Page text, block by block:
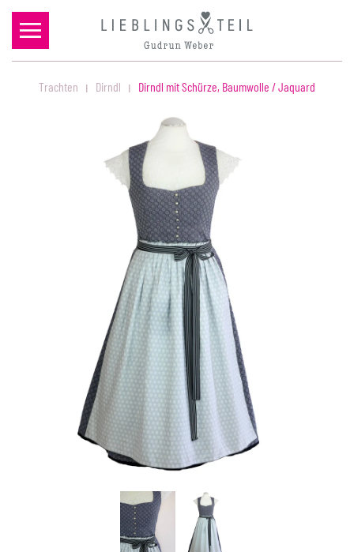
Zum Hauptinhalt springen
Trachten Dirndl Dirndl mit Schürze, Baumwolle / Jaquard